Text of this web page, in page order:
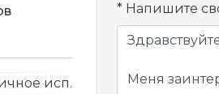
исп.
Напишите